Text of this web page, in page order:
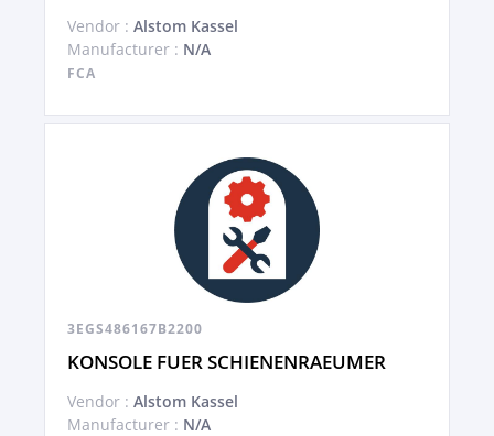
Vendor : Alstom Kassel
Manufacturer : N/A
FCA
3EGS486167B2200
KONSOLE FUER SCHIENENRAEUMER
Vendor : Alstom Kassel
Manufacturer : N/A